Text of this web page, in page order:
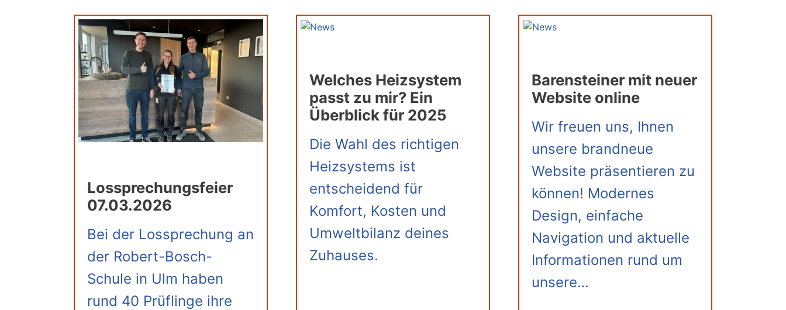
Lossprechungsfeier
07.03.2026
Bei der Lossprechung an
der Robert-Bosch-
Schule in Ulm haben
rund 40 Prüflinge ihre
Welches Heizsystem
passt zu mir? Ein
Überblick für 2025
Die Wahl des richtigen
Heizsystems ist
entscheidend für
Komfort, Kosten und
Umweltbilanz deines
Zuhauses.
Barensteiner mit neuer
Website online
Wir freuen uns, Ihnen
unsere brandneue
Website präsentieren zu
können! Modernes
Design, einfache
Navigation und aktuelle
Informationen rund um
unsere…